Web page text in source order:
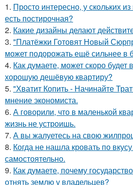
1. Просто интересно, у скольких
есть постирочная?
2. Какие дизайны делают
3. "Платёжки Готовят Новый
может подорожать ещё сильнее в
4. Как думаете, может скоро будет
хорошую дешёвую квартиру?
5. "Хватит Копить - Начинайте
мнение экономиста.
6. А говорили, что в маленькой
жизнь не устроишь.
7. А вы жалуетесь на свою
8. Когда не нашла кровать по
самостоятельно.
9. Как думаете, почему
отнять землю у владельцев?